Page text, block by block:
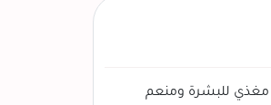
مغذي للبشرة ومنعم